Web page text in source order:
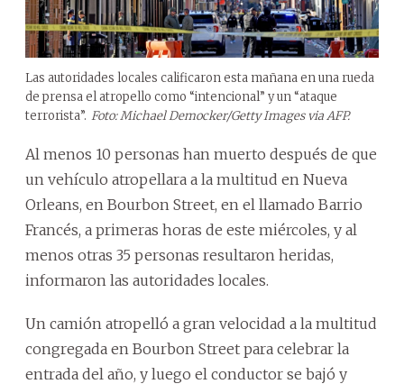
Las autoridades locales calificaron esta mañana en una rueda
de prensa el atropello como “intencional” y un “ataque
terrorista”. Foto: Michael Democker/Getty Images via AFP.
Al menos 10 personas han muerto después de que
un vehículo atropellara a la multitud en Nueva
Orleans, en Bourbon Street, en el llamado Barrio
Francés, a primeras horas de este miércoles, y al
menos otras 35 personas resultaron heridas,
informaron las autoridades locales.
Un camión atropelló a gran velocidad a la multitud
congregada en Bourbon Street para celebrar la
entrada del año, y luego el conductor se bajó y